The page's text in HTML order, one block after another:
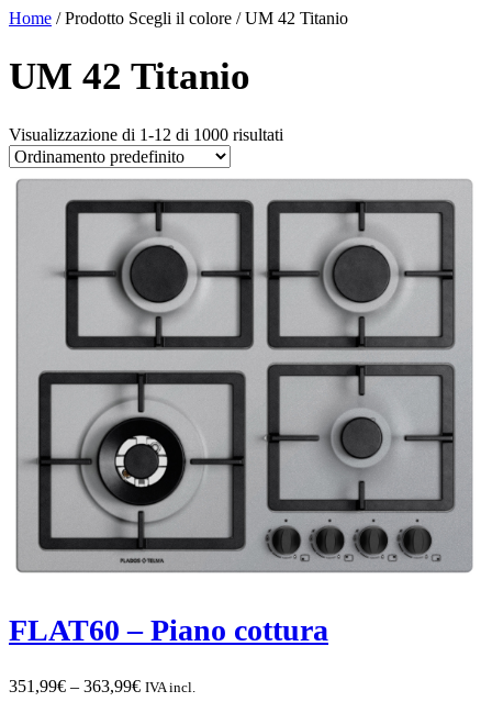
Home / Prodotto Scegli il colore / UM 42 Titanio
UM 42 Titanio
Visualizzazione di 1-12 di 1000 risultati
FLAT60 – Piano cottura
351,99€ – 363,99€Fascia
IVA incl.